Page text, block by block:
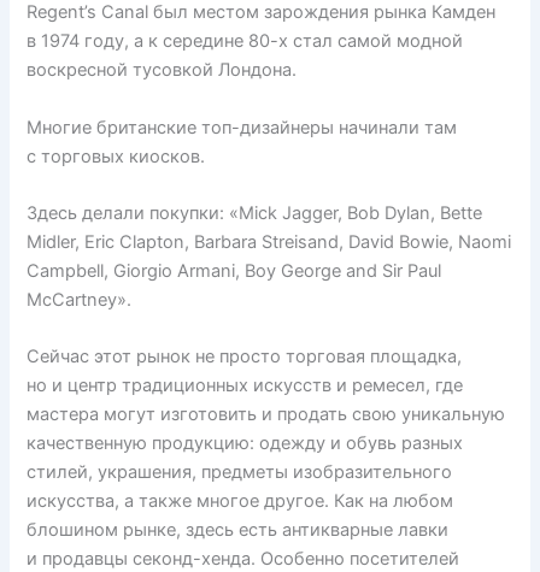
Regent’s Canal был местом зарождения рынка Камден
в 1974 году, а к середине 80-х стал самой модной
воскресной тусовкой Лондона.
Многие британские топ-дизайнеры начинали там
с торговых киосков.
Здесь делали покупки: «Mick Jagger, Bob Dylan, Bette
Midler, Eric Clapton, Barbara Streisand, David Bowie, Naomi
Campbell, Giorgio Armani, Boy George and Sir Paul
McCartney».
Сейчас этот рынок не просто торговая площадка,
но и центр традиционных искусств и ремесел, где
мастера могут изготовить и продать свою уникальную
качественную продукцию: одежду и обувь разных
стилей, украшения, предметы изобразительного
искусства, а также многое другое. Как на любом
блошином рынке, здесь есть антикварные лавки
и продавцы секонд-хенда. Особенно посетителей